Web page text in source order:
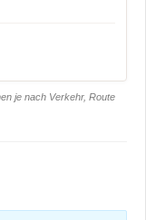
je nach Verkehr, Route